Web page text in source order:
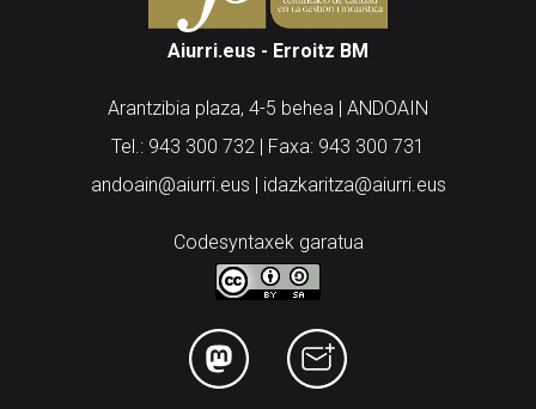
Aiurri.eus - Erroitz BM
Arantzibia plaza, 4-5 behea | ANDOAIN
Tel.: 943 300 732 | Faxa: 943 300 731
andoain@aiurri.eus | idazkaritza@aiurri.eus
Codesyntaxek garatua